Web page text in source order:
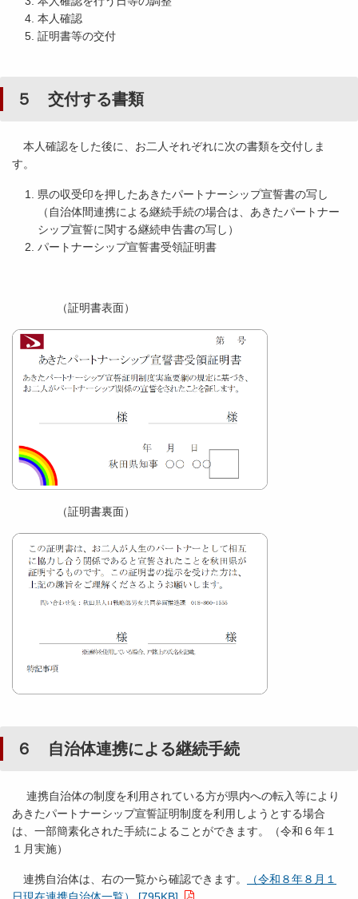
本人確認
証明書等の交付
５ 交付する書類
本人確認をした後に、お二人それぞれに次の書類を交付しま
す。
県の収受印を押したあきたパートナーシップ宣誓書の写し
（自治体間連携による継続手続の場合は、あきたパートナー
シップ宣誓に関する継続申告書の写し）
パートナーシップ宣誓書受領証明書
（証明書表面）
（証明書裏面）
６ 自治体連携による継続手続
連携自治体の制度を利用されている方が県内への転入等により
あきたパートナーシップ宣誓証明制度を利用しようとする場合
は、一部簡素化された手続によることができます。（令和６年１
１月実施）
連携自治体は、右の一覧から確認できます。
（令和８年８月１